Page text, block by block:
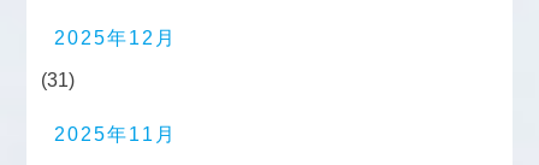
2025年12月
(31)
2025年11月